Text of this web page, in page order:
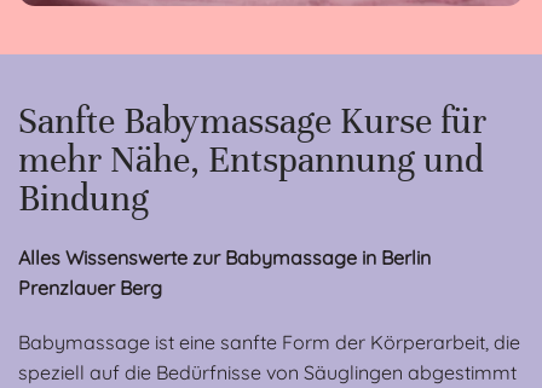
Sanfte Babymassage Kurse für
mehr Nähe, Entspannung und
Bindung
Alles Wissenswerte zur Babymassage in Berlin
Prenzlauer Berg
Babymassage ist eine sanfte Form der Körperarbeit, die
speziell auf die Bedürfnisse von Säuglingen abgestimmt